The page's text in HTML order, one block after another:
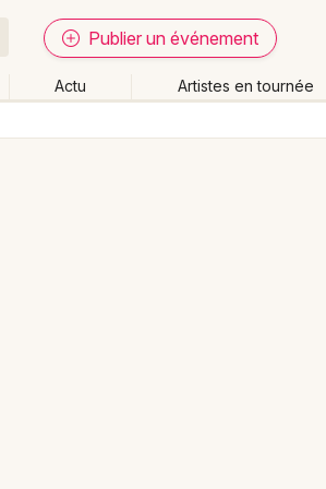
Publier un événement
Actu Artistes en tournée